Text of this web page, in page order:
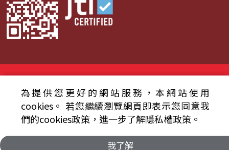
資通安全政策聲明
服務條款 隱私權條款
為提供您更好的網站服務，本網站使用
cookies。 若您繼續瀏覽網頁即表示您同意我
們的cookies政策，進一步了解隱私權政策。
我了解